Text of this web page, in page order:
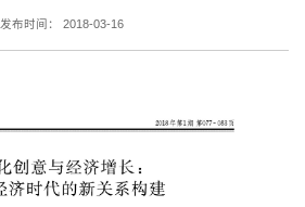
发布时间： 2018-03-16